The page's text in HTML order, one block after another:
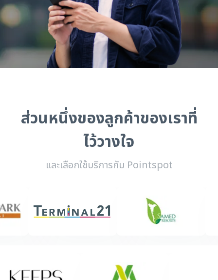
ส่วนหนึ่งของลูกค้าของเราที่
ไว้วางใจ
และเลือกใช้บริการกับ Pointspot